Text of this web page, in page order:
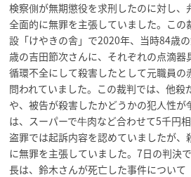
検察側が無期懲役を求刑したのに対し、
全面的に無罪を主張していました。こ
設「けやきの舎」で2020年、当時84歳
歳の吉田節次さんに、それぞれの点滴器
循環不全にして殺害したとして元職員の
問われていました。この裁判では、他殺
や、被告が殺害したかどうかの犯人性が
は、スーパーで牛肉など合わせて5千円
盗罪では起訴内容を認めていましたが、
に無罪を主張していました。7日の判決
長は、鈴木さんが死亡した事件について